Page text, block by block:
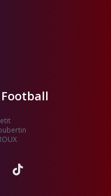
TikTok